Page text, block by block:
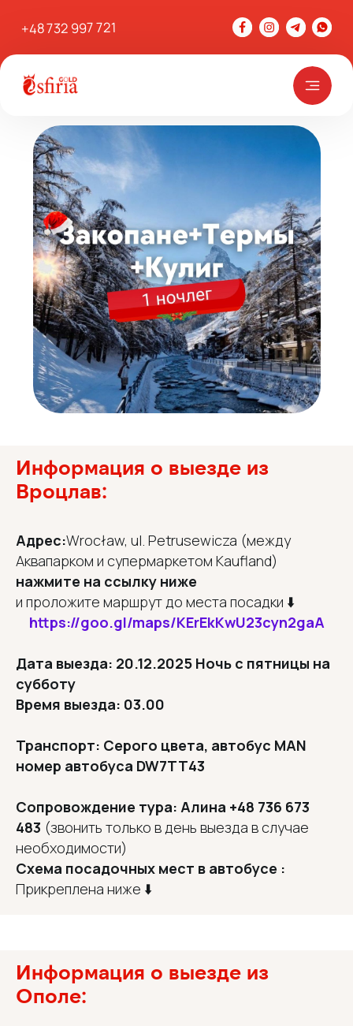
+48 732 997 721
Информация о выезде из
Вроцлав:
Адрес:Wrocław, ul. Petrusewicza (между
Аквапарком и супермаркетом Kaufland)
нажмите на ссылку ниже
и проложите маршрут до места посадки ⬇️
https://goo.gl/maps/KErEkKwU23cyn2gaA
Дата выезда: 20.12.2025 Ночь с пятницы на
субботу
Время выезда: 03.00
Транспорт: Cерого цвета, автобус MAN
номер автобуса DW7TT43
Сопровождение тура: Алина +48 736 673
483 (звонить только в день выезда в случае
необходимости)
Схема посадочных мест в автобусе :
Прикреплена ниже ⬇️
Информация о выезде из
Ополе: